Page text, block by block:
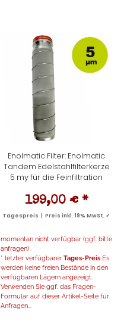
Enolmatic Filter: Enolmatic
Tandem Edelstahlfilterkerze
5 my für die Feinfiltration
199,00 € *
Tagespreis | Preis inkl. 19% MwSt. ✓
momentan nicht verfügbar (ggf. bitte
anfragen)
* letzter verfügbarer Tages-Preis Es
werden keine freien Bestände in den
verfügbaren Lägern angezeigt.
Verwenden Sie ggf. das Fragen-
Formular auf dieser Artikel-Seite für
Anfragen...